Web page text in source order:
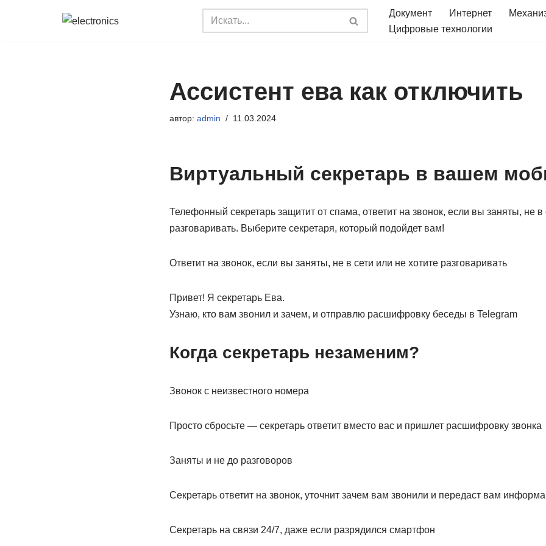
Документ Интернет
Цифровые технологии
Ассистент ева как отключить
автор: admin 11.03.2024
Виртуальный секретарь в вашем
Телефонный секретарь защитит от спама, ответит на звонок, если вы заняты, не в
разговаривать. Выберите секретаря, который подойдет вам!
Ответит на звонок, если вы заняты, не в сети или не хотите разговаривать
Привет! Я секретарь Ева.
Узнаю, кто вам звонил и зачем, и отправлю расшифровку беседы в Telegram
Когда секретарь незаменим?
Звонок с неизвестного номера
Просто сбросьте — секретарь ответит вместо вас и пришлет расшифровку звонка
Заняты и не до разговоров
Секретарь ответит на звонок, уточнит зачем вам звонили и передаст вам
Секретарь на связи 24/7, даже если разрядился смартфон